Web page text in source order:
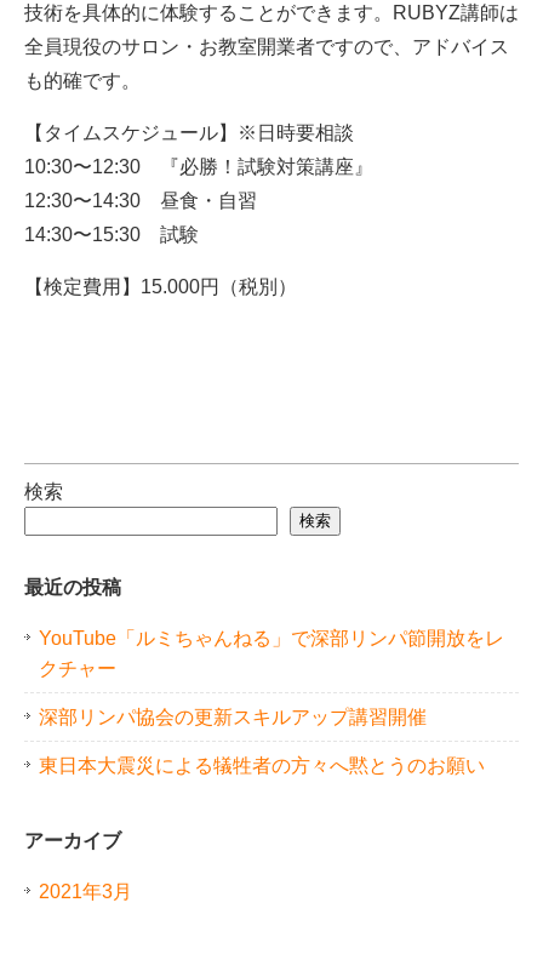
技術を具体的に体験することができます。RUBYZ講師は
全員現役のサロン・お教室開業者ですので、アドバイス
も的確です。
【タイムスケジュール】※日時要相談
10:30〜12:30 『必勝！試験対策講座』
12:30〜14:30 昼食・自習
14:30〜15:30 試験
【検定費用】15.000円（税別）
検索
検索
最近の投稿
YouTube「ルミちゃんねる」で深部リンパ節開放をレ
クチャー
深部リンパ協会の更新スキルアップ講習開催
東日本大震災による犠牲者の方々へ黙とうのお願い
アーカイブ
2021年3月